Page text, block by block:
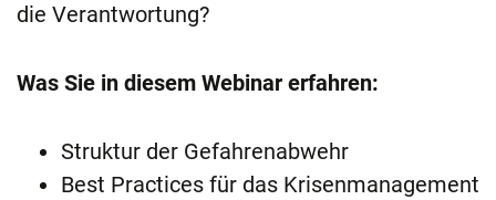
die Verantwortung?
Was Sie in diesem Webinar erfahren:
Struktur der Gefahrenabwehr
Best Practices für das Krisenmanagement